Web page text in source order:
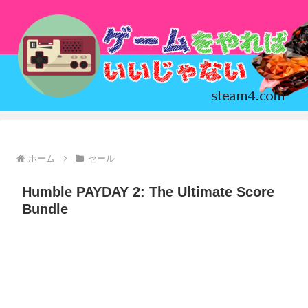
ホーム セール
Humble PAYDAY 2: The Ultimate Score
Bundle